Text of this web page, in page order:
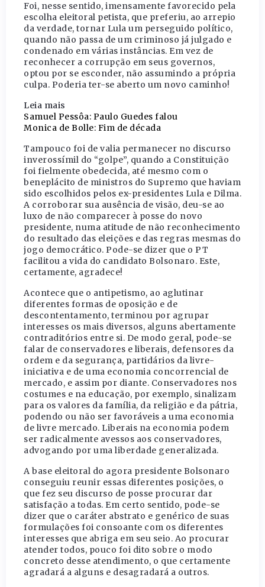
Foi, nesse sentido, imensamente favorecido pela
escolha eleitoral petista, que preferiu, ao arrepio
da verdade, tornar Lula um perseguido político,
quando não passa de um criminoso já julgado e
condenado em várias instâncias. Em vez de
reconhecer a corrupção em seus governos,
optou por se esconder, não assumindo a própria
culpa. Poderia ter-se aberto um novo caminho!
Leia mais
Samuel Pessôa: Paulo Guedes falou
Monica de Bolle: Fim de década
Tampouco foi de valia permanecer no discurso
inverossímil do “golpe”, quando a Constituição
foi fielmente obedecida, até mesmo com o
beneplácito de ministros do Supremo que haviam
sido escolhidos pelos ex-presidentes Lula e Dilma.
A corroborar sua ausência de visão, deu-se ao
luxo de não comparecer à posse do novo
presidente, numa atitude de não reconhecimento
do resultado das eleições e das regras mesmas do
jogo democrático. Pode-se dizer que o PT
facilitou a vida do candidato Bolsonaro. Este,
certamente, agradece!
Acontece que o antipetismo, ao aglutinar
diferentes formas de oposição e de
descontentamento, terminou por agrupar
interesses os mais diversos, alguns abertamente
contraditórios entre si. De modo geral, pode-se
falar de conservadores e liberais, defensores da
ordem e da segurança, partidários da livre-
iniciativa e de uma economia concorrencial de
mercado, e assim por diante. Conservadores nos
costumes e na educação, por exemplo, sinalizam
para os valores da família, da religião e da pátria,
podendo ou não ser favoráveis a uma economia
de livre mercado. Liberais na economia podem
ser radicalmente avessos aos conservadores,
advogando por uma liberdade generalizada.
A base eleitoral do agora presidente Bolsonaro
conseguiu reunir essas diferentes posições, o
que fez seu discurso de posse procurar dar
satisfação a todas. Em certo sentido, pode-se
dizer que o caráter abstrato e genérico de suas
formulações foi consoante com os diferentes
interesses que abriga em seu seio. Ao procurar
atender todos, pouco foi dito sobre o modo
concreto desse atendimento, o que certamente
agradará a alguns e desagradará a outros.